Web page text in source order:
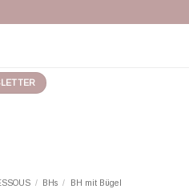
/ BHs / BH mit Bügel